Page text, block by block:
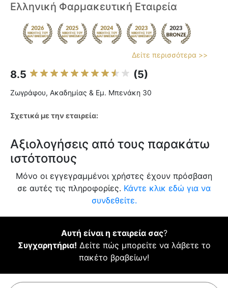
Ελληνική Φαρμακευτική Εταιρεία
Δείτε περισσότερα >>
8.5 (5)
Ζωγράφου, Ακαδημίας & Εμ. Μπενάκη 30
Σχετικά με την εταιρεία:
Αξιολογήσεις από τους παρακάτω
ιστότοπους
Μόνο οι εγγεγραμμένοι χρήστες έχουν πρόσβαση
σε αυτές τις πληροφορίες. Κάντε κλικ εδώ για να
συνδεθείτε.
Αυτή είναι η εταιρεία σας?
Συγχαρητήρια! Δείτε πώς μπορείτε να λάβετε το
πακέτο βραβείων!